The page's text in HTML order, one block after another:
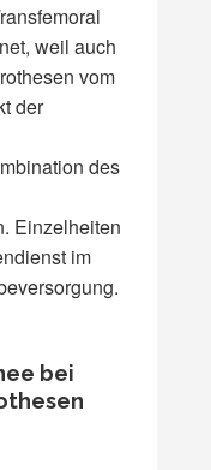
weil auch
vom
der
des
Einzelheiten
im
bei